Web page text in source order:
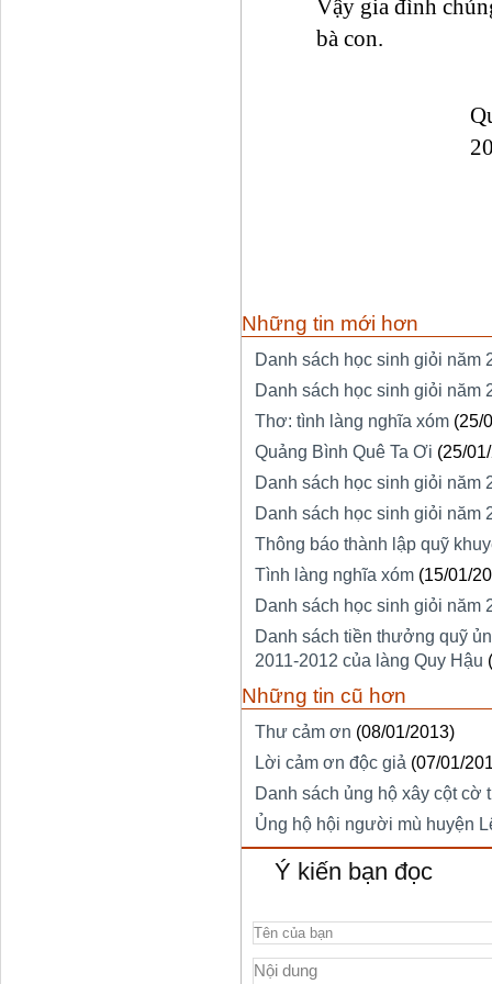
Vậy gia đình
bà con.
Những tin mới hơn
Danh sách học sinh giỏi năm
Danh sách học sinh giỏi năm
Thơ: tình làng nghĩa xóm (25/
Quảng Bình Quê Ta Ơi (25/
Danh sách học sinh giỏi năm
Danh sách học sinh giỏi năm
Thông báo thành lập quỹ
Tình làng nghĩa xóm (15/01/
Danh sách học sinh giỏi năm
Danh sách tiền thưởng quỹ
2011-2012 của làng Quy Hậu
Những tin cũ hơn
Thư cảm ơn (08/01/2013)
Lời cảm ơn độc giả (07/01/
Danh sách ủng hộ xây cột
Ủng hộ hội người mù huyện
Ý kiến bạn đọc